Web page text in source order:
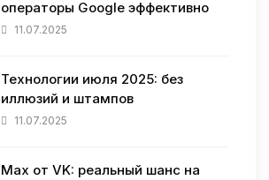
операторы Google эффективно
11.07.2025
Технологии июля 2025: без
иллюзий и штампов
11.07.2025
Max от VK: реальный шанс на